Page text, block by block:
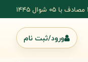
ورود/ثبت نام